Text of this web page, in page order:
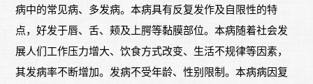
病中的常见病、多发病。本病具有反复发作及自限性的特
点，好发于唇、舌、颊及上腭等黏膜部位。本病随着社会发
展人们工作压力增大、饮食方式改变、生活不规律等因素，
其发病率不断增加。发病不受年龄、性别限制。本病病因复